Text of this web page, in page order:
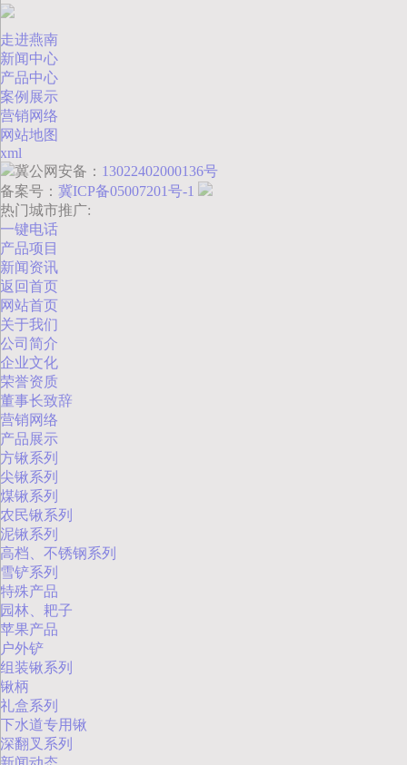
走进燕南
新闻中心
产品中心
案例展示
营销网络
网站地图
xml
冀公网安备： 13022402000136号
备案号： 冀ICP备05007201号-1
热门城市推广:
一键电话
产品项目
新闻资讯
返回首页
网站首页
关于我们
公司简介
企业文化
荣誉资质
董事长致辞
营销网络
产品展示
方锹系列
尖锹系列
煤锹系列
农民锹系列
泥锹系列
高档、不锈钢系列
雪铲系列
特殊产品
园林、耙子
苹果产品
户外铲
组装锹系列
锹柄
礼盒系列
下水道专用锹
深翻叉系列